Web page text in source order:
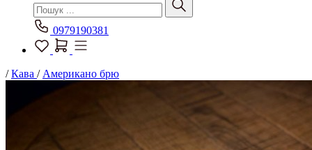
0979190381
/Кава / Американо брю